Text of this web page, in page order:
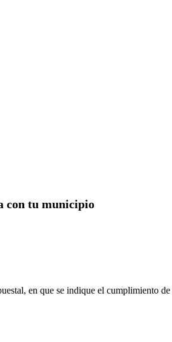
con tu municipio
en que se indique el cumplimiento